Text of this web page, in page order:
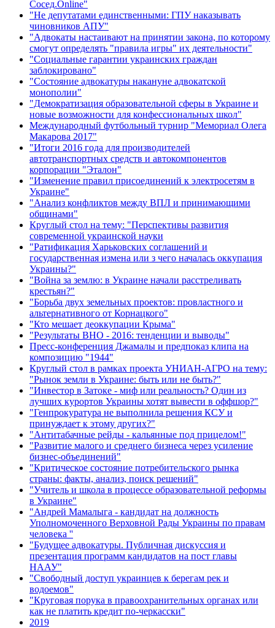
Сосед.Online"
"Не депутатами единственными: ГПУ наказывать
чиновников АПУ"
"Адвокаты настаивают на принятии закона, по которому
смогут определять "правила игры" их деятельности"
"Социальные гарантии украинских граждан
заблокировано"
"Состояние адвокатуры накануне адвокатской
монополии"
"Демократизация образовательной сферы в Украине и
новые возможности для конфессиональных школ"
Международный футбольный турнир "Мемориал Олега
Макарова 2017"
"Итоги 2016 года для производителей
автотранспортных средств и автокомпонентов
корпорации "Эталон"
"Изменение правил присоединений к электросетям в
Украине"
"Анализ конфликтов между ВПЛ и принимающими
общинами"
Круглый стол на тему: "Перспективы развития
современной украинской науки
"Ратификация Харьковских соглашений и
государственная измена или з чего началась оккупация
Украины?"
"Война за землю: в Украине начали расстреливать
крестьян?"
"Борьба двух земельных проектов: провластного и
альтернативного от Корнацкого"
"Кто мешает деоккупации Крыма"
"Результаты ВНО - 2016: тенденции и выводы"
Пресс-конференция Джамалы и предпоказ клипа на
композицию "1944"
Круглый стол в рамках проекта УНИАН-АГРО на тему:
"Рынок земли в Украине: быть или не быть?"
"Инвестор в Затоке - миф или реальность? Один из
лучших курортов Украины хотят вывести в оффшор?"
"Генпрокуратура не выполнила решения КСУ и
принуждает к этому других?"
"Антитабачные рейды - кальянные под прицелом!"
"Развитие малого и среднего бизнеса через усиление
бизнес-объединений"
"Критическое состояние потребительского рынка
страны: факты, анализ, поиск решений"
"Учитель и школа в процессе образовательной реформы
в Украине"
"Андрей Мамалыга - кандидат на должность
Уполномоченного Верховной Рады Украины по правам
человека ''
"Будущее адвокатуры. Публичная дискуссия и
презентация программ кандидатов на пост главы
НААУ"
"Свободный доступ украинцев к берегам рек и
водоемов"
"Круговая порука в правоохранительных органах или
как не платить кредит по-черкасски"
2019